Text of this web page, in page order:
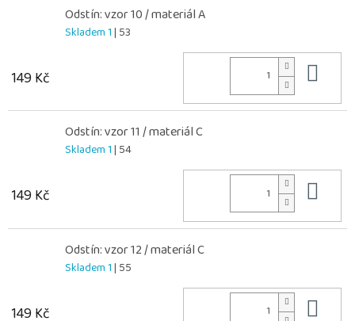
Odstín: vzor 10 / materiál A
Skladem 1| 53
149 Kč
Odstín: vzor 11 / materiál C
Skladem 1| 54
149 Kč
Odstín: vzor 12 / materiál C
Skladem 1| 55
149 Kč